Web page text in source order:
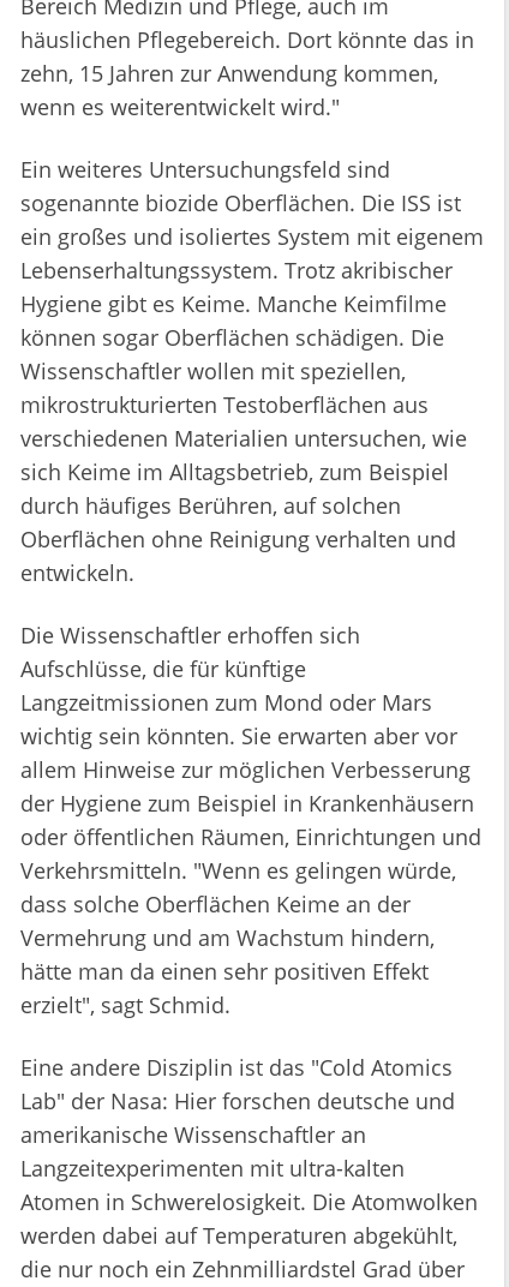
Bereich Medizin und Pflege, auch im
häuslichen Pflegebereich. Dort könnte das in
zehn, 15 Jahren zur Anwendung kommen,
wenn es weiterentwickelt wird."
Ein weiteres Untersuchungsfeld sind
sogenannte biozide Oberflächen. Die ISS ist
ein großes und isoliertes System mit eigenem
Lebenserhaltungssystem. Trotz akribischer
Hygiene gibt es Keime. Manche Keimfilme
können sogar Oberflächen schädigen. Die
Wissenschaftler wollen mit speziellen,
mikrostrukturierten Testoberflächen aus
verschiedenen Materialien untersuchen, wie
sich Keime im Alltagsbetrieb, zum Beispiel
durch häufiges Berühren, auf solchen
Oberflächen ohne Reinigung verhalten und
entwickeln.
Die Wissenschaftler erhoffen sich
Aufschlüsse, die für künftige
Langzeitmissionen zum Mond oder Mars
wichtig sein könnten. Sie erwarten aber vor
allem Hinweise zur möglichen Verbesserung
der Hygiene zum Beispiel in Krankenhäusern
oder öffentlichen Räumen, Einrichtungen und
Verkehrsmitteln. "Wenn es gelingen würde,
dass solche Oberflächen Keime an der
Vermehrung und am Wachstum hindern,
hätte man da einen sehr positiven Effekt
erzielt", sagt Schmid.
Eine andere Disziplin ist das "Cold Atomics
Lab" der Nasa: Hier forschen deutsche und
amerikanische Wissenschaftler an
Langzeitexperimenten mit ultra-kalten
Atomen in Schwerelosigkeit. Die Atomwolken
werden dabei auf Temperaturen abgekühlt,
die nur noch ein Zehnmilliardstel Grad über